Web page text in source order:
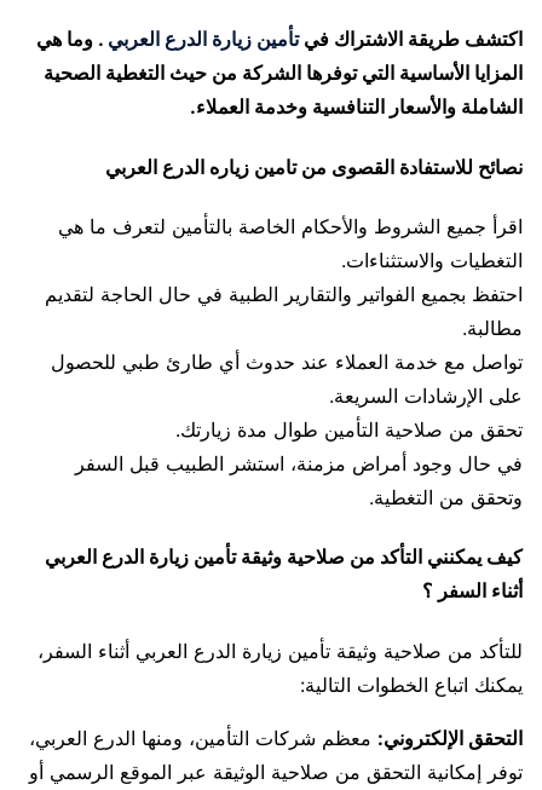
اكتشف طريقة الاشتراك فيتأمين زيارة الدرع العربي . وما هي
المزايا الأساسية التي توفرها الشركة من حيث التغطية الصحية
الشاملة والأسعار التنافسية وخدمة العملاء.
نصائح للاستفادة القصوى من تامين زياره الدرع العربي
اقرأ جميع الشروط والأحكام الخاصة بالتأمين لتعرف ما هي
التغطيات والاستثناءات.
احتفظ بجميع الفواتير والتقارير الطبية في حال الحاجة لتقديم
مطالبة.
تواصل مع خدمة العملاء عند حدوث أي طارئ طبي للحصول
على الإرشادات السريعة.
تحقق من صلاحية التأمين طوال مدة زيارتك.
في حال وجود أمراض مزمنة، استشر الطبيب قبل السفر
وتحقق من التغطية.
كيف يمكنني التأكد من صلاحية وثيقة تأمين زيارة الدرع العربي
أثناء السفر ؟
للتأكد من صلاحية وثيقة تأمين زيارة الدرع العربي أثناء السفر،
يمكنك اتباع الخطوات التالية:
التحقق الإلكتروني: معظم شركات التأمين، ومنها الدرع العربي،
توفر إمكانية التحقق من صلاحية الوثيقة عبر الموقع الرسمي أو